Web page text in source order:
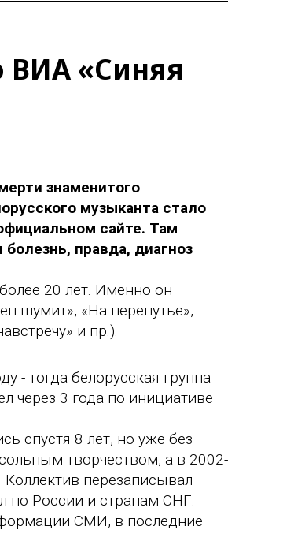
ВИА «Синяя
знаменитого
музыканта стало
сайте. Там
правда, диагноз
20 лет. Именно он
шумит», «На перепутье»,
и пр.).
- тогда белорусская группа
через 3 года по инициативе
спустя 8 лет, но уже без
творчеством, а в 2002-
Коллектив перезаписывал
по России и странам СНГ.
СМИ, в последние